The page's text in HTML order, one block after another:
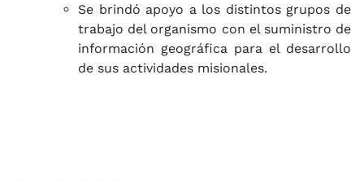
Se brindó apoyo a los distintos grupos de
trabajo del organismo con el suministro de
información geográfica para el desarrollo
de sus actividades misionales.